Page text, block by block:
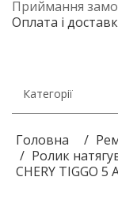
Приймання
Оплата і
Категорії
Головна
Ролик
CHERY TIGGO 5